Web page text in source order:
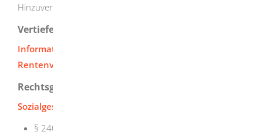
Hinzuverdienstgrenzen.
Vertiefende Informationen
Informationsbroschüre der Deutschen
Rentenversicherung
Rechtsgrundlage
Sozialgesetzbuch (SGB) Sechstes Buch (VI)
§ 240